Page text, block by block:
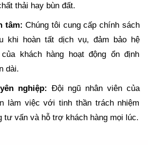
thải hay bùn đất.
tâm:Chúng tôi cung cấp chính sách
khi hoàn tất dịch vụ, đảm bảo hệ
khách hàng hoạt động ổn định
dài.
nghiệp: Đội ngũ nhân viên của
làm việc với tinh thần trách nhiệm
tư vấn và hỗ trợ khách hàng mọi lúc.